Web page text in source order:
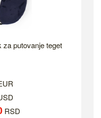
za putovanje teget
RSD